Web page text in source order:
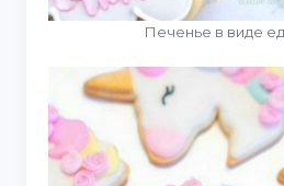
Печенье в виде